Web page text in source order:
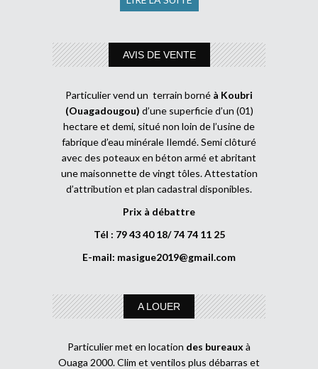
AVIS DE VENTE
Particulier vend un terrain borné à Koubri
(Ouagadougou) d’une superficie d’un (01)
hectare et demi, situé non loin de l’usine de
fabrique d’eau minérale Ilemdé. Semi clôturé
avec des poteaux en béton armé et abritant
une maisonnette de vingt tôles. Attestation
d’attribution et plan cadastral disponibles.
Prix à débattre
Tél : 79 43 40 18/ 74 74 11 25
E-mail: masigue2019@gmail.com
A LOUER
Particulier met en location des bureaux à
Ouaga 2000. Clim et ventilos plus débarras et